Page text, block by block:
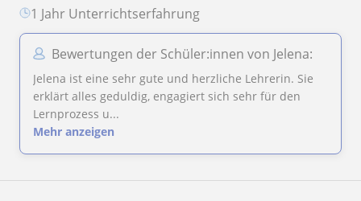
1 Jahr Unterrichtserfahrung
Bewertungen der Schüler:innen von Jelena:
Jelena ist eine sehr gute und herzliche Lehrerin. Sie
erklärt alles geduldig, engagiert sich sehr für den
Lernprozess u...
Mehr anzeigen